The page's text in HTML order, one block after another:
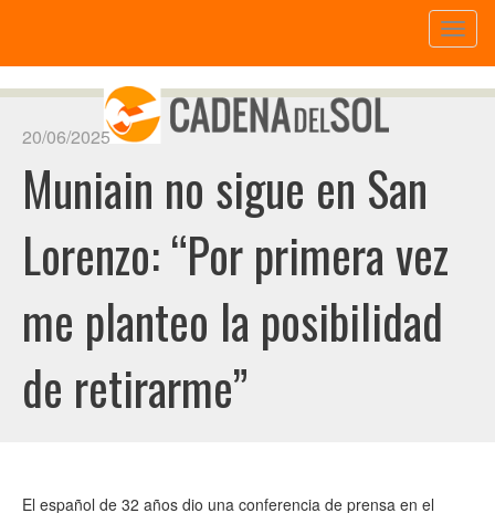
20/06/2025
Muniain no sigue en San
Lorenzo: “Por primera vez
me planteo la posibilidad
de retirarme”
El español de 32 años dio una conferencia de prensa en el